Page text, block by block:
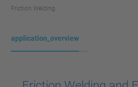
Friction Welding
application_overview